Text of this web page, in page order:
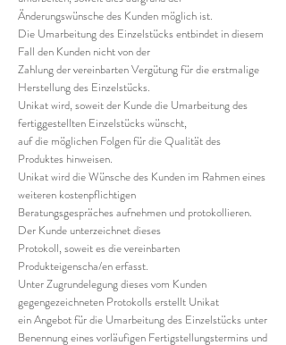
Änderungswünsche des Kunden möglich ist.
Die Umarbeitung des Einzelstücks entbindet in diesem
Fall den Kunden nicht von der
Zahlung der vereinbarten Vergütung für die erstmalige
Herstellung des Einzelstücks.
Unikat wird, soweit der Kunde die Umarbeitung des
fertiggestellten Einzelstücks wünscht,
auf die möglichen Folgen für die Qualität des
Produktes hinweisen.
Unikat wird die Wünsche des Kunden im Rahmen eines
weiteren kostenpflichtigen
Beratungsgespräches aufnehmen und protokollieren.
Der Kunde unterzeichnet dieses
Protokoll, soweit es die vereinbarten
Produkteigenscha/en erfasst.
Unter Zugrundelegung dieses vom Kunden
gegengezeichneten Protokolls erstellt Unikat
ein Angebot für die Umarbeitung des Einzelstücks unter
Benennung eines vorläufigen Fertigstellungstermins und